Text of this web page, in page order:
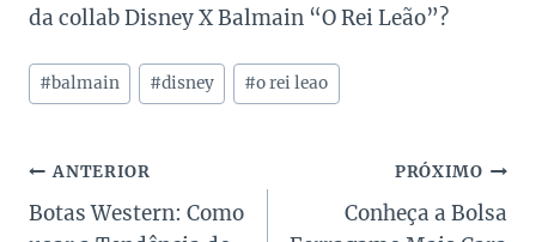
da collab Disney X Balmain “O Rei Leão”?
Tags
do
#balmain #disney #o rei leao
Navegação
de
ANTERIOR
Botas Western: Como
PRÓXIMO
Conheça a Bolsa